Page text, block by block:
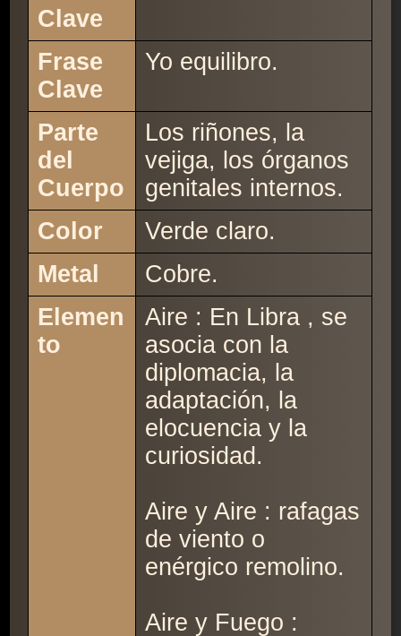
Clave
Frase
Clave
Yo equilibro.
Parte
del
Cuerpo
Los riñones, la
vejiga, los órganos
genitales internos.
Color
Verde claro.
Metal
Cobre.
Elemen
to
Aire : En Libra , se
asocia con la
diplomacia, la
adaptación, la
elocuencia y la
curiosidad.
Aire y Aire : rafagas
de viento o
enérgico remolino.
Aire y Fuego :